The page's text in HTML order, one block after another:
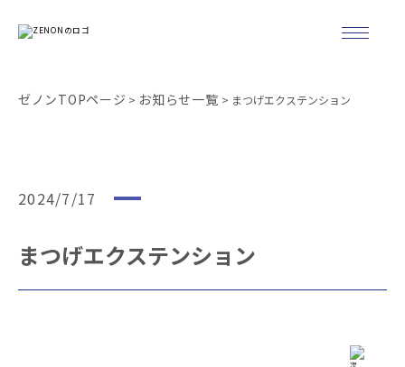
ゼノンTOPページ > お知らせ一覧 > まつげエクステンション
2024/7/17
まつげエクステンション